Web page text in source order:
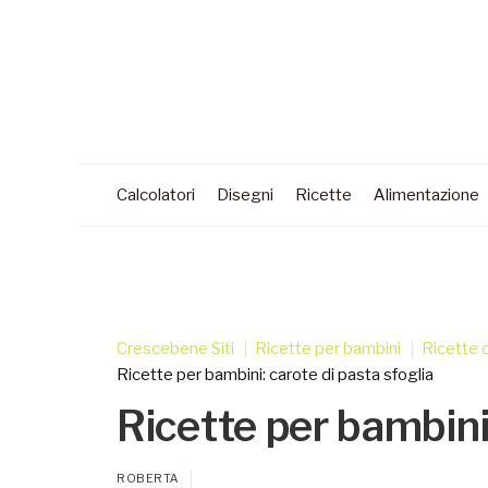
Calcolatori Disegni Ricette Alimentazione
Crescebene Siti Ricette per bambini Ricette
Ricette per bambini: carote di pasta sfoglia
Ricette per
ROBERTA